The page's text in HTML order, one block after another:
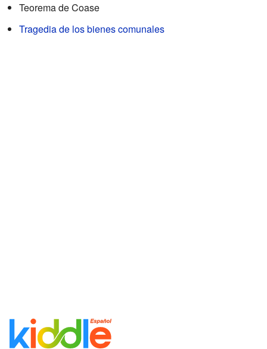
Teorema de Coase
Tragedia de los bienes comunales